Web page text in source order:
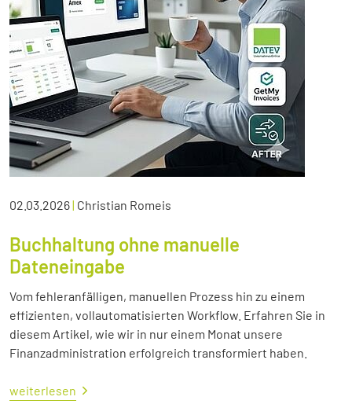
02.03.2026| Christian Romeis
Buchhaltung ohne manuelle
Dateneingabe
Vom fehleranfälligen, manuellen Prozess hin zu einem
effizienten, vollautomatisierten Workflow. Erfahren Sie in
diesem Artikel, wie wir in nur einem Monat unsere
Finanzadministration erfolgreich transformiert haben.
weiterlesen